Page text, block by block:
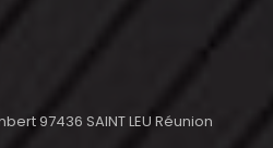
97436 SAINT LEU Réunion